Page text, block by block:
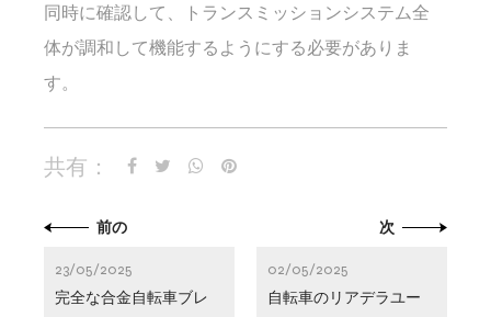
同時に確認して、トランスミッションシステム全
体が調和して機能するようにする必要がありま
す。
共有：
前の
23/05/2025
完全な合金自転車ブレ
次
02/05/2025
自転車のリアデラユー